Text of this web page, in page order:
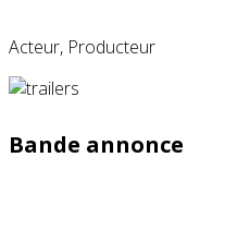
Acteur, Producteur
Bande annonce